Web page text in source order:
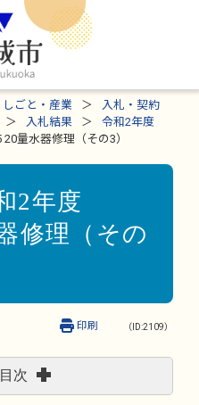
しごと・産業
入札・契約
入札結果
令和2年度
量水器修理（その3）
2年度
修理（その
（ID:2109）
印刷
次